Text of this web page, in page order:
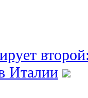
Италии